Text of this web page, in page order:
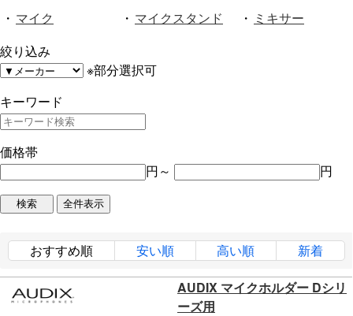
・ マイク ・ マイクスタンド ・ ミキサー
絞り込み
※部分選択可
キーワード
価格帯
円～
円
おすすめ順 安い順 高い順 新着
AUDIX マイクホルダー Dシリ
ーズ用